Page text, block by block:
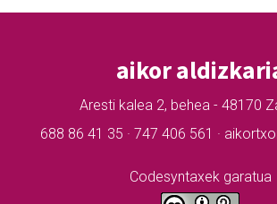
aikor
Aresti kalea 2, behea - 48170
688 86 41 35 · 747 406 561 ·
Codesyntaxek garatua